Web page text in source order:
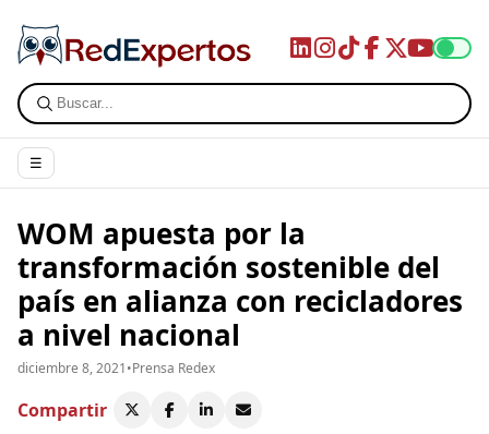
☰
WOM apuesta por la
transformación sostenible del
país en alianza con recicladores
a nivel nacional
diciembre 8, 2021•Prensa Redex
Compartir